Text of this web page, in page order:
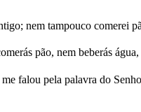
nem tampouco comerei
pão, nem beberás
falou pela palavra do